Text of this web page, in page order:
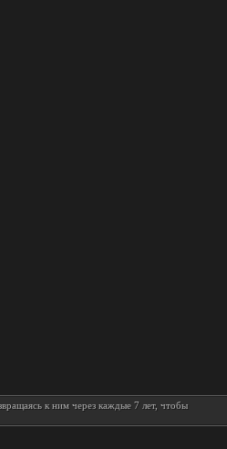
к ним через каждые 7 лет, чтобы